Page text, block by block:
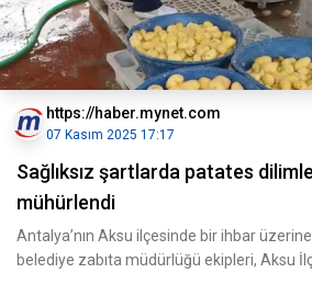
https://haber.mynet.com
07 Kasım 2025 17:17
Sağlıksız şartlarda patates
mühürlendi
Antalya’nın Aksu ilçesinde bir ihbar
belediye zabıta müdürlüğü ekipleri, Aksu